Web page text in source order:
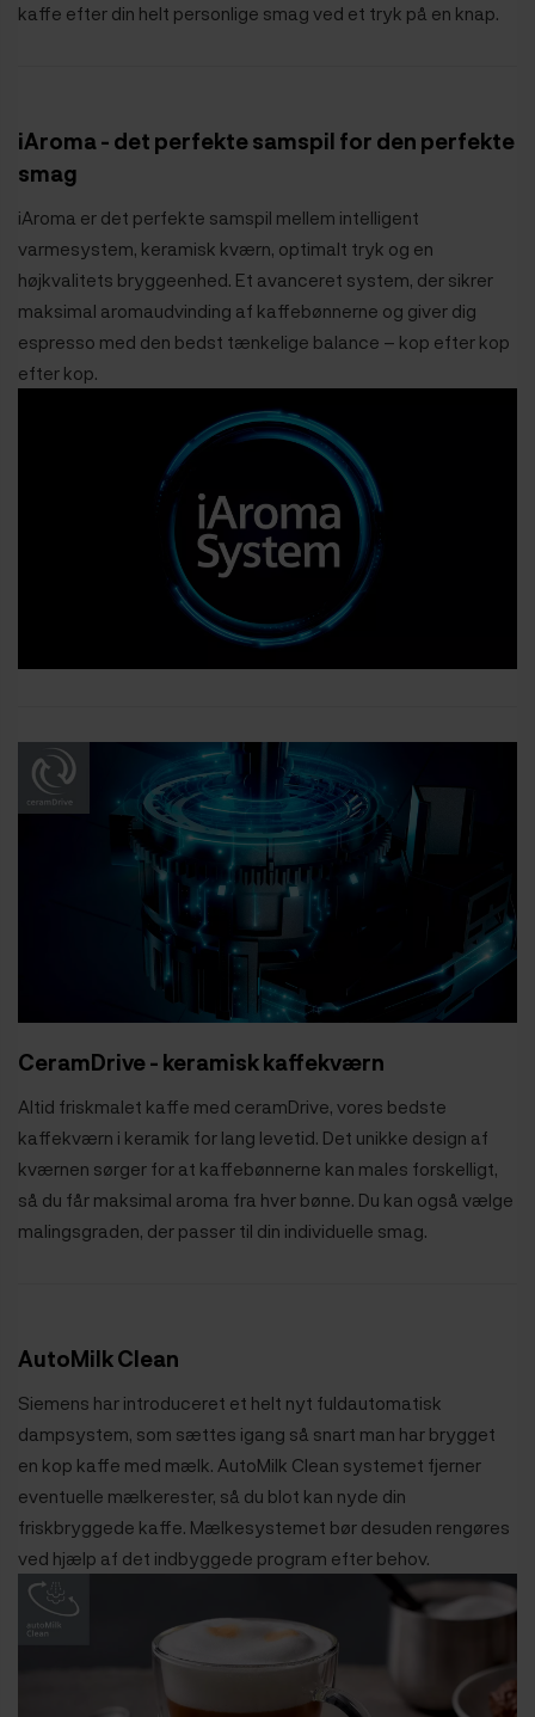
kaffe efter din helt personlige smag ved et tryk på en knap.
iAroma - det perfekte samspil for den perfekte
smag
iAroma er det perfekte samspil mellem intelligent
varmesystem, keramisk kværn, optimalt tryk og en
højkvalitets bryggeenhed. Et avanceret system, der sikrer
maksimal aromaudvinding af kaffebønnerne og giver dig
espresso med den bedst tænkelige balance – kop efter kop
efter kop.
CeramDrive - keramisk kaffekværn
Altid friskmalet kaffe med ceramDrive, vores bedste
kaffekværn i keramik for lang levetid. Det unikke design af
kværnen sørger for at kaffebønnerne kan males forskelligt,
så du får maksimal aroma fra hver bønne. Du kan også vælge
malingsgraden, der passer til din individuelle smag.
AutoMilk Clean
Siemens har introduceret et helt nyt fuldautomatisk
dampsystem, som sættes igang så snart man har brygget
en kop kaffe med mælk. AutoMilk Clean systemet fjerner
eventuelle mælkerester, så du blot kan nyde din
friskbryggede kaffe. Mælkesystemet bør desuden rengøres
ved hjælp af det indbyggede program efter behov.